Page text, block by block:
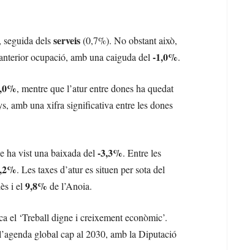
delsserveis(0,7%). No obstant això,
ocupació, amb una caiguda del -1,0%.
, mentre que l’atur entre dones ha quedat
amb una xifra significativa entre les dones
ha vist una baixada del -3,3%. Entre les
. Les taxes d’atur es situen per sota del
i el 9,8% de l’Anoia.
el ‘Treball digne i creixement econòmic’.
global cap al 2030, amb la Diputació